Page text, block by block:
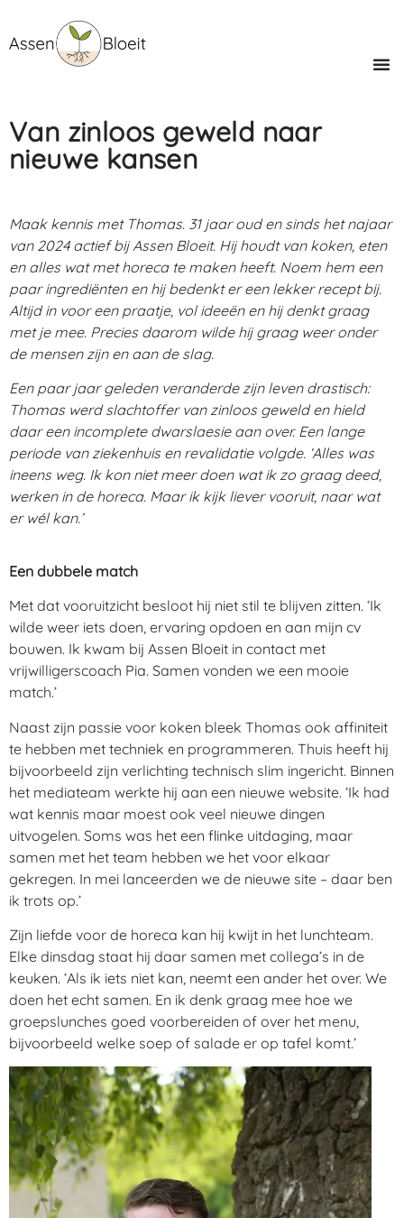
Van zinloos geweld naar
nieuwe kansen
Maak kennis met Thomas. 31 jaar oud en sinds het najaar
van 2024 actief bij Assen Bloeit. Hij houdt van koken, eten
en alles wat met horeca te maken heeft. Noem hem een
paar ingrediënten en hij bedenkt er een lekker recept bij.
Altijd in voor een praatje, vol ideeën en hij denkt graag
met je mee. Precies daarom wilde hij graag weer onder
de mensen zijn en aan de slag.
Een paar jaar geleden veranderde zijn leven drastisch:
Thomas werd slachtoffer van zinloos geweld en hield
daar een incomplete dwarslaesie aan over. Een lange
periode van ziekenhuis en revalidatie volgde. ‘Alles was
ineens weg. Ik kon niet meer doen wat ik zo graag deed,
werken in de horeca. Maar ik kijk liever vooruit, naar wat
er wél kan.’
Een dubbele match
Met dat vooruitzicht besloot hij niet stil te blijven zitten. ‘Ik
wilde weer iets doen, ervaring opdoen en aan mijn cv
bouwen. Ik kwam bij Assen Bloeit in contact met
vrijwilligerscoach Pia. Samen vonden we een mooie
match.’
Naast zijn passie voor koken bleek Thomas ook affiniteit
te hebben met techniek en programmeren. Thuis heeft hij
bijvoorbeeld zijn verlichting technisch slim ingericht. Binnen
het mediateam werkte hij aan een nieuwe website. ‘Ik had
wat kennis maar moest ook veel nieuwe dingen
uitvogelen. Soms was het een flinke uitdaging, maar
samen met het team hebben we het voor elkaar
gekregen. In mei lanceerden we de nieuwe site – daar ben
ik trots op.’
Zijn liefde voor de horeca kan hij kwijt in het lunchteam.
Elke dinsdag staat hij daar samen met collega’s in de
keuken. ‘Als ik iets niet kan, neemt een ander het over. We
doen het echt samen. En ik denk graag mee hoe we
groepslunches goed voorbereiden of over het menu,
bijvoorbeeld welke soep of salade er op tafel komt.’